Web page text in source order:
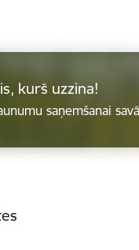
kurš uzzina!
saņemšanai